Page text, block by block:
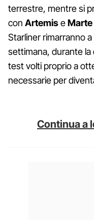
terrestre, mentre si
con ArtemiseMarte
Starliner rimarranno
settimana, durante la
test volti proprio a
necessarie per
Continua a